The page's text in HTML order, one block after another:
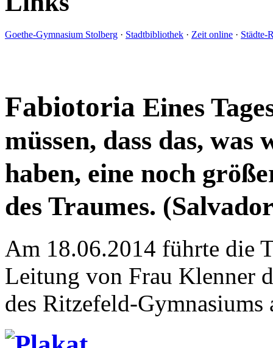
Goethe-Gymnasium Stolberg · Stadtbibliothek · Zeit online · Städte-
Fabiotoria Eines
müssen, dass das,
haben, eine noch
des Traumes.
Am 18.06.2014 führte die
Leitung von Frau Klenner
des Ritzefeld-Gymnasiums